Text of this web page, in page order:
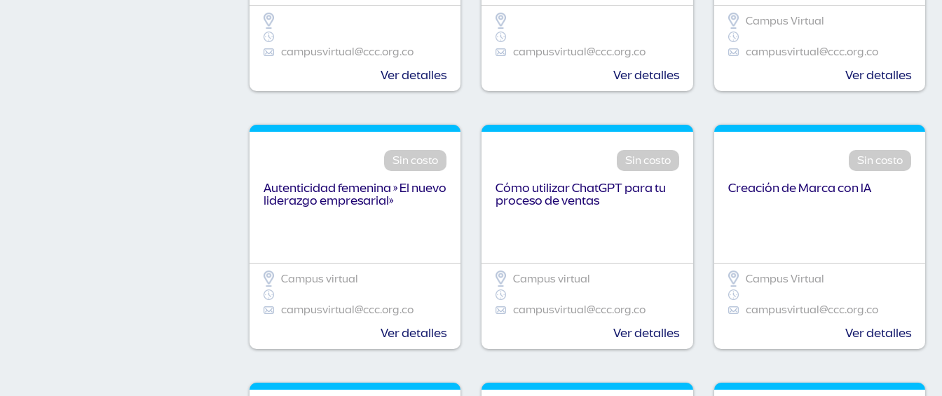
campusvirtual@ccc.org.co
Ver detalles
campusvirtual@ccc.org.co
Ver detalles
Campus Virtual
campusvirtual@ccc.org.co
Ver detalles
Sin costo
Autenticidad femenina » El nuevo
liderazgo empresarial»
Campus virtual
campusvirtual@ccc.org.co
Ver detalles
Sin costo
Cómo utilizar ChatGPT para tu
proceso de ventas
Campus virtual
campusvirtual@ccc.org.co
Ver detalles
Sin costo
Creación de Marca con IA
Campus Virtual
campusvirtual@ccc.org.co
Ver detalles